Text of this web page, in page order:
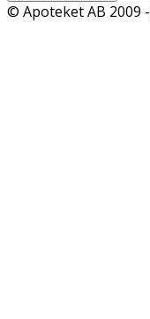
© Apoteket AB 2009 -